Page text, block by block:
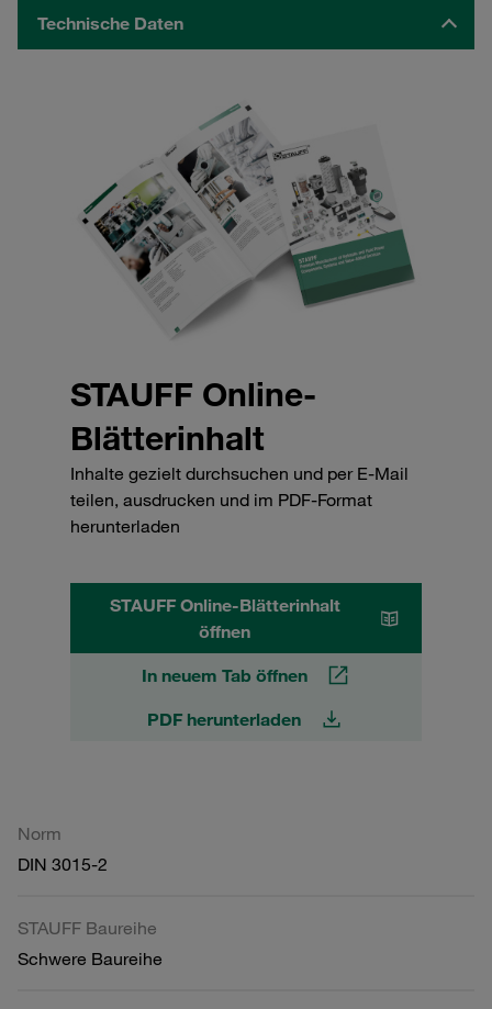
Technische Daten
STAUFF Online-
Blätterinhalt
Inhalte gezielt durchsuchen und per E-Mail
teilen, ausdrucken und im PDF-Format
herunterladen
STAUFF Online-Blätterinhalt
öffnen
In neuem Tab öffnen
PDF herunterladen
Norm
DIN 3015-2
STAUFF Baureihe
Schwere Baureihe